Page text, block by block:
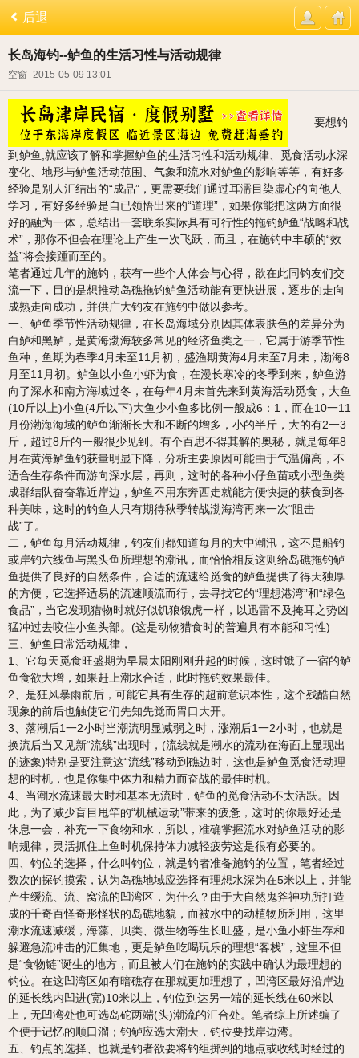
后退
长岛海钓--鲈鱼的生活习性与活动规律
空窗 2015-05-09 13:01
要想钓
到鲈鱼,就应该了解和掌握鲈鱼的生活习性和活动规律、觅食活动水深
变化、地形与鲈鱼活动范围、气象和流水对鲈鱼的影响等等，有好多
经验是别人汇结出的“成品”，更需要我们通过耳濡目染虚心的向他人
学习，有好多经验是自已领悟出来的“道理”，如果你能把这两方面很
好的融为一体，总结出一套联糸实际具有可行性的拖钓鲈鱼“战略和战
术”，那你不但会在理论上产生一次飞跃，而且，在施钓中丰硕的“效
益”将会接踵而至的。
笔者通过几年的施钓，获有一些个人体会与心得，欲在此同钓友们交
流一下，目的是想推动岛礁拖钓鲈鱼活动能有更快进展，逐步的走向
成熟走向成功，并供广大钓友在施钓中做以参考。
一、鲈鱼季节性活动规律，在长岛海域分别因其体表肤色的差异分为
白鲈和黑鲈，是黄海渤海较多常见的经济鱼类之一，它属于游季节性
鱼种，鱼期为春季4月未至11月初，盛渔期黄海4月未至7月未，渤海8
月至11月初。鲈鱼以小鱼小虾为食，在漫长寒冷的冬季到来，鲈鱼游
向了深水和南方海域过冬，在每年4月未首先来到黄海活动觅食，大鱼
(10斤以上)小鱼(4斤以下)大鱼少小鱼多比例一般成6：1，而在10一11
月份渤海海域的鲈鱼渐渐长大和不断的增多，小的半斤，大的有2一3
斤，超过8斤的一般很少见到。有个百思不得其解的奥秘，就是每年8
月在黄海鲈鱼钓获量明显下降，分析主要原因可能由于气温偏高，不
适合生存条件而游向深水层，再则，这时的各种小仔鱼苗或小型鱼类
成群结队奋奋靠近岸边，鲈鱼不用东奔西走就能方便快捷的获食到各
种美味，这时的钓鱼人只有期待秋季转战渤海湾再来一次“阻击
战”了。
二，鲈鱼每月活动规律，钓友们都知道每月的大中潮汛，这不是船钓
或岸钓六线鱼与黑头鱼所理想的潮讯，而恰恰相反这则给岛礁拖钓鲈
鱼提供了良好的自然条件，合适的流速给觅食的鲈鱼提供了得天独厚
的方便，它选择适易的流速顺流而行，去寻找它的“理想港湾”和“绿色
食品”，当它发现猎物时就好似饥狼饿虎一样，以迅雷不及掩耳之势凶
猛冲过去咬住小鱼头部。(这是动物猎食时的普遍具有本能和习性)
三、鲈鱼日常活动规律，
1、它每天觅食旺盛期为早晨太阳刚刚升起的时候，这时饿了一宿的鲈
鱼食欲大增，如果赶上潮水合适，此时拖钓效果最佳。
2、是狂风暴雨前后，可能它具有生存的超前意识本性，这个残酷自然
现象的前后也触使它们先知先觉而胃口大开。
3、落潮后1一2小时当潮流明显减弱之时，涨潮后1一2小时，也就是
换流后当又见新“流线”出现时，(流线就是潮水的流动在海面上显现出
的迹象)特别是要注意这“流线”移动到礁边时，这也是鲈鱼觅食活动理
想的时机，也是你集中体力和精力而奋战的最佳时机。
4、当潮水流速最大时和基本无流时，鲈鱼的觅食活动不太活跃。因
此，为了减少盲目甩竿的“机械运动”带来的疲惫，这时的你最好还是
休息一会，补充一下食物和水，所以，准确掌握流水对鲈鱼活动的影
响规律，灵活抓住上鱼时机保持体力减轻疲劳这是很有必要的。
四、钓位的选择，什么叫钓位，就是钓者准备施钓的位置，笔者经过
数次的探钓摸索，认为岛礁地域应选择有理想水深为在5米以上，并能
产生缓流、流、窝流的凹湾区，为什么？由于大自然鬼斧神功所打造
成的千奇百怪奇形怪状的岛礁地貌，而被水中的动植物所利用，这里
潮水流速减缓，海藻、贝类、微生物等生长旺盛，是小鱼小虾生存和
躲避急流冲击的汇集地，更是鲈鱼吃喝玩乐的理想“客栈”，这里不但
是“食物链”诞生的地方，而且被人们在施钓的实践中确认为最理想的
钓位。在这凹湾区如有暗礁存在那就更加理想了，凹湾区最好沿岸边
的延长线内凹进(宽)10米以上，钓位到达另一端的延长线在60米以
上，无凹湾处也可选岛砣两端(头)潮流的汇合处。笔者综上所述编了
个便于记忆的顺口溜；钓鲈应选大潮天，钓位要找岸边湾。
五、钓点的选择、也就是钓者欲要将钓组掷到的地点或收线时经过的